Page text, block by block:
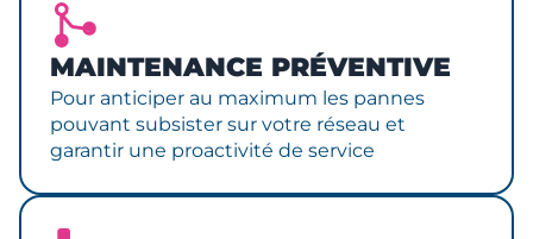
MAINTENANCE PRÉVENTIVE
Pour anticiper au maximum les pannes
pouvant subsister sur votre réseau et
garantir une proactivité de service